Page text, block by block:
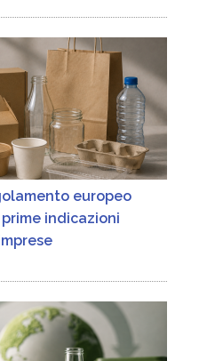
europeo
indicazioni